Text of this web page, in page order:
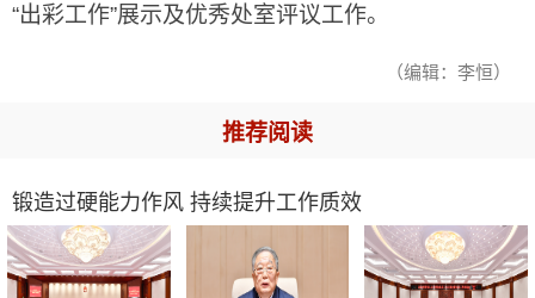
“出彩工作”展示及优秀处室评议工作。
（编辑：李恒）
推荐阅读
锻造过硬能力作风 持续提升工作质效